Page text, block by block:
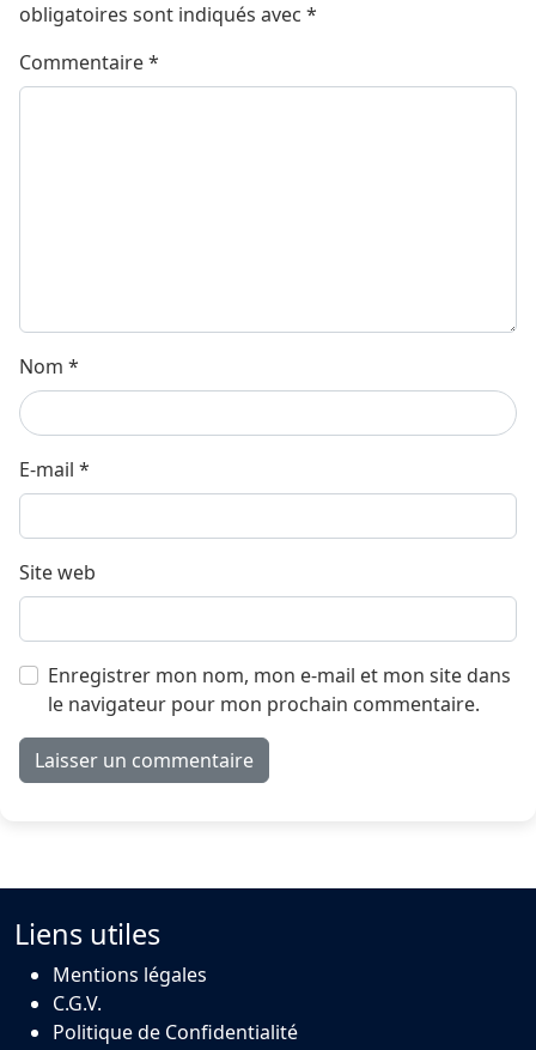
obligatoires sont indiqués avec *
Commentaire*
Nom *
E-mail *
Site web
Enregistrer mon nom, mon e-mail et mon site dans
le navigateur pour mon prochain commentaire.
Liens utiles
Mentions légales
C.G.V.
Politique de Confidentialité